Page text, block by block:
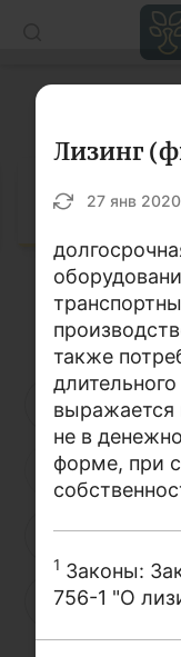
Статьи
Учебные
Книги по
Видео
Проекты
О проекте
Поиск по
А Б
Ж З
Н О
Ф Х
Лизинг
27 янв
также
выражается
не в
форме, при
1 Законы:
756-1 "О